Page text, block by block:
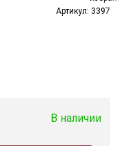
Артикул: 3397
В наличии